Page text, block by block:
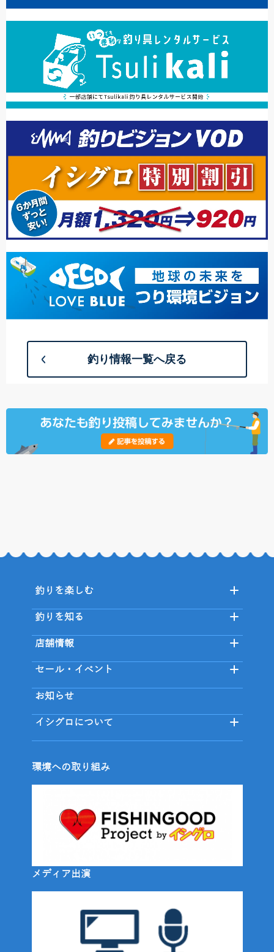
釣り情報一覧へ戻る
釣りを楽しむ
釣りを知る
店舗情報
セール・イベント
お知らせ
イシグロについて
環境への取り組み
メディア出演